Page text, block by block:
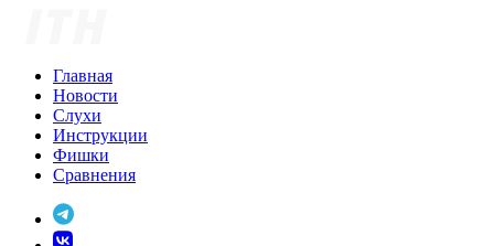
Главная
Новости
Слухи
Инструкции
Фишки
Сравнения